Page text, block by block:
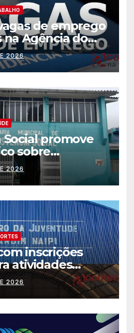
de emprego
Agência do
2026
Social promove
sobre
resposta a
emergência e
pública
2026
inscrições
atividades
2026